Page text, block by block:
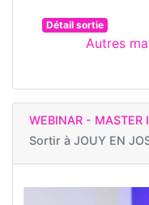
Détail sortie
Autres
WEBINAR - MASTER
Sortir à JOUY EN